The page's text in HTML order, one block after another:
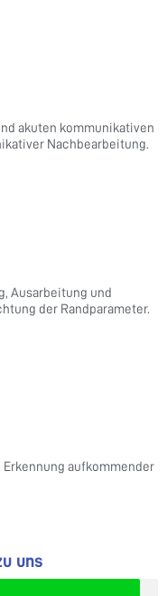
akuten kommunikativen
Nachbearbeitung.
Ausarbeitung und
der Randparameter.
aufkommender
uns